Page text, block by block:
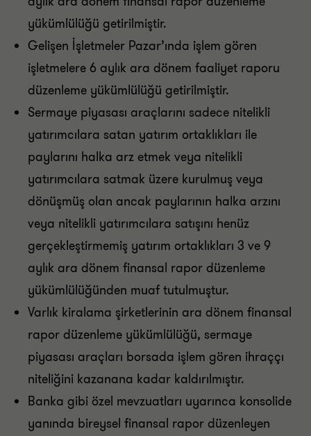
yükümlülüğü getirilmiştir.
Gelişen İşletmeler Pazar’ında işlem gören
işletmelere 6 aylık ara dönem faaliyet raporu
düzenleme yükümlülüğü getirilmiştir.
Sermaye piyasası araçlarını sadece nitelikli
yatırımcılara satan yatırım ortaklıkları ile
paylarını halka arz etmek veya nitelikli
yatırımcılara satmak üzere kurulmuş veya
dönüşmüş olan ancak paylarının halka arzını
veya nitelikli yatırımcılara satışını henüz
gerçekleştirmemiş yatırım ortaklıkları 3 ve 9
aylık ara dönem finansal rapor düzenleme
yükümlülüğünden muaf tutulmuştur.
Varlık kiralama şirketlerinin ara dönem finansal
rapor düzenleme yükümlülüğü, sermaye
piyasası araçları borsada işlem gören ihraççı
niteliğini kazanana kadar kaldırılmıştır.
Banka gibi özel mevzuatları uyarınca konsolide
yanında bireysel finansal rapor düzenleyen